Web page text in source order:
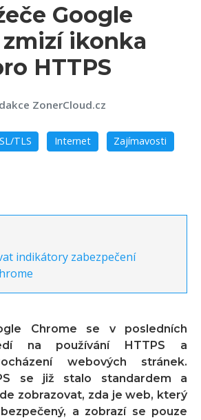
Google
ikonka
HTTPS
ZonerCloud.cz
TLS Internet Zajímavosti
indikátory zabezpečení
Chrome se v posledních
na používání HTTPS a
webových stránek.
se již stalo standardem a
zobrazovat, zda je web, který
a zobrazí se pouze